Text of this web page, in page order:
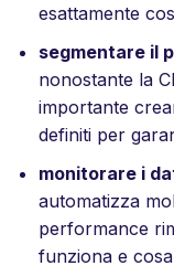
esattamente
segmentare il
nonostante la
importante
definiti per
monitorare i
automatizza
performance
funziona e